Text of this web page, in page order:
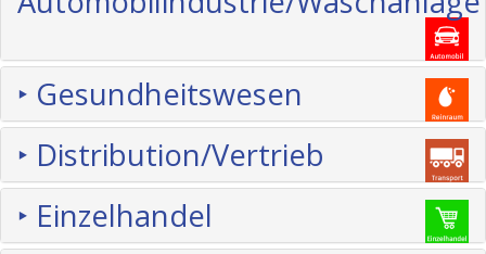
‣ Gesundheitswesen
‣ Distribution/Vertrieb
‣ Einzelhandel